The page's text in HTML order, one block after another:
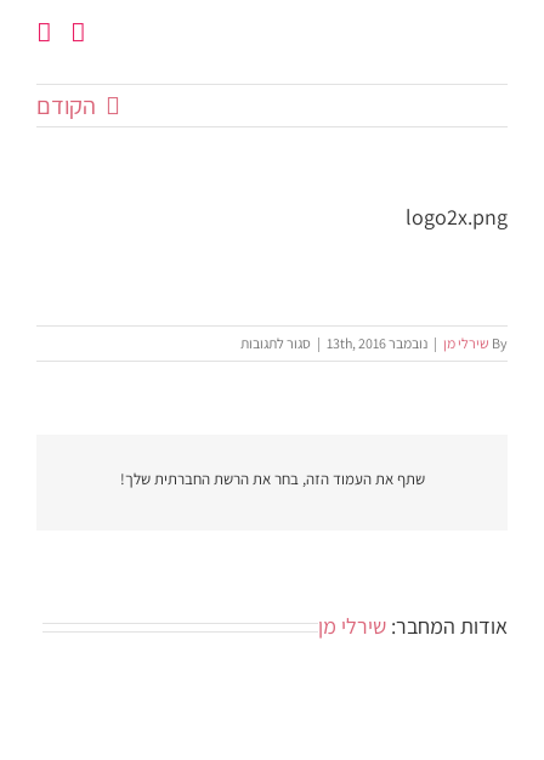
הקודם
logo2x.png
By שירלי מן | נובמבר 13th, 2016 | סגור לתגובות
logo2x.png
שתף את העמוד הזה, בחר את הרשת החברתית שלך!
אודות המחבר: שירלי מן